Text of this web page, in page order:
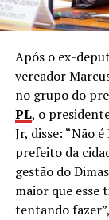
Após o ex-
vereador
no grupo do
PL, o
Jr, disse: “Não
prefeito da
gestão do
maior que esse
tentando